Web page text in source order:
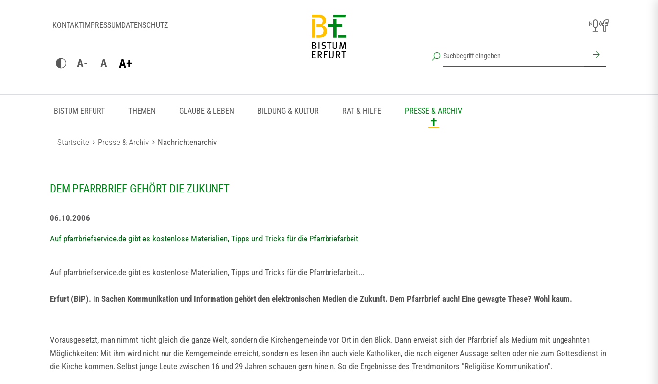
KONTAKTIMPRESSUMDATENSCHUTZ
A- A A+
BISTUM ERFURT THEMEN GLAUBE & LEBEN BILDUNG & KULTUR RAT & HILFE PRESSE & ARCHIV
Startseite Presse & Archiv Nachrichtenarchiv
DEM PFARRBRIEF GEHÖRT DIE ZUKUNFT
06.10.2006
Auf pfarrbriefservice.de gibt es kostenlose Materialien, Tipps und Tricks für die Pfarrbriefarbeit
Auf pfarrbriefservice.de gibt es kostenlose Materialien, Tipps und Tricks für die Pfarrbriefarbeit...
Erfurt (BiP). In Sachen Kommunikation und Information gehört den elektronischen Medien die Zukunft. Dem Pfarrbrief auch! Eine gewagte These? Wohl kaum.
Vorausgesetzt, man nimmt nicht gleich die ganze Welt, sondern die Kirchengemeinde vor Ort in den Blick. Dann erweist sich der Pfarrbrief als Medium mit ungeahnten
Möglichkeiten: Mit ihm wird nicht nur die Kerngemeinde erreicht, sondern es lesen ihn auch viele Katholiken, die nach eigener Aussage selten oder nie zum Gottesdienst in
die Kirche kommen. Selbst junge Leute zwischen 16 und 29 Jahren schauen gern hinein. So die Ergebnisse des Trendmonitors "Religiöse Kommunikation".